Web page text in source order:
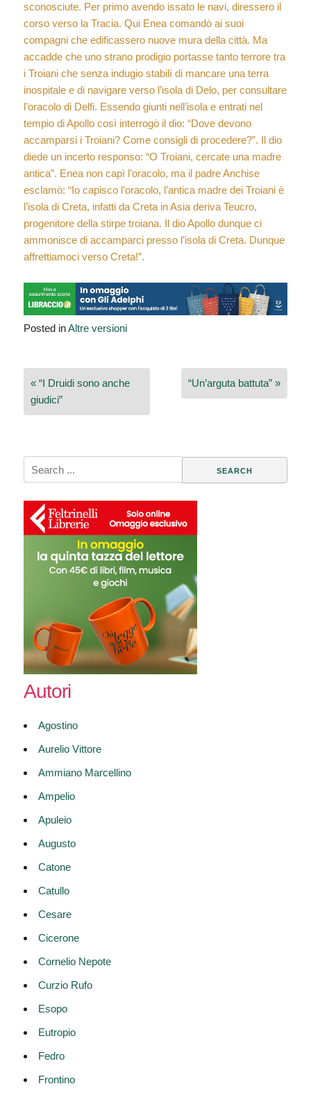
sconosciute. Per primo avendo issato le navi, diressero il
corso verso la Tracia. Qui Enea comandò ai suoi
compagni che edificassero nuove mura della città. Ma
accadde che uno strano prodigio portasse tanto terrore tra
i Troiani che senza indugio stabilì di mancare una terra
inospitale e di navigare verso l’isola di Delo, per consultare
l’oracolo di Delfi. Essendo giunti nell’isola e entrati nel
tempio di Apollo così interrogò il dio: “Dove devono
accamparsi i Troiani? Come consigli di procedere?”. Il dio
diede un incerto responso: “O Troiani, cercate una madre
antica”. Enea non capì l’oracolo, ma il padre Anchise
esclamò: “Io capisco l’oracolo, l’antica madre dei Troiani è
l’isola di Creta, infatti da Creta in Asia deriva Teucro,
progenitore della stirpe troiana. Il dio Apollo dunque ci
ammonisce di accamparci presso l’isola di Creta. Dunque
affrettiamoci verso Creta!”.
Posted inAltre versioni
Navigazione
articoli
« “I Druidi sono anche
giudici”
“Un’arguta battuta” »
Search
for:
Autori
Agostino
Aurelio Vittore
Ammiano Marcellino
Ampelio
Apuleio
Augusto
Catone
Catullo
Cesare
Cicerone
Cornelio Nepote
Curzio Rufo
Esopo
Eutropio
Fedro
Frontino